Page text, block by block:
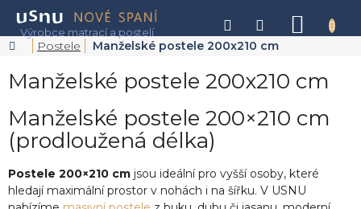
obsah
Domů
Postele Manželské postele 200x210 cm
Manželské postele 200x210 cm
Manželské postele 200×210 cm
(prodloužená délka)
Postele 200×210 cm jsou ideální pro vyšší osoby, které
hledají maximální prostor v nohách i na šířku. V USNU